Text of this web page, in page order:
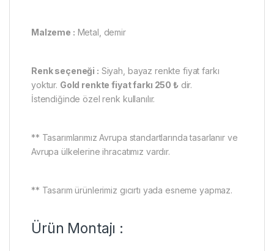
Malzeme : Metal, demir
Renk seçeneği : Siyah, bayaz renkte fiyat farkı
yoktur. Gold renkte fiyat farkı 250 ₺ dir.
İstendiğinde özel renk kullanılır.
** Tasarımlarımız Avrupa standartlarında tasarlanır ve
Avrupa ülkelerine ihracatımız vardır.
** Tasarım ürünlerimiz gıcırtı yada esneme yapmaz.
Ürün Montajı :